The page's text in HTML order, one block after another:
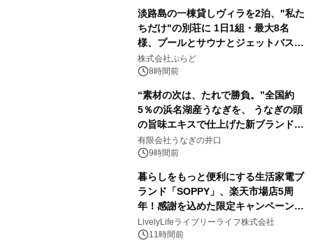
淡路島の一棟貸しヴィラを2泊、"私た
ちだけ"の別荘に 1日1組・最大8名
様、プールとサウナとジェットバス付
きで Villa Mon Temps AWAJIの連泊
素泊りプラン
株式会社ぷらど
8時間前
“素材の次は、たれで勝負。”全国約
5％の浜名湖産うなぎを、 うなぎの頭
の旨味エキスで仕上げた新ブランド
「井口の誉」誕生
有限会社うなぎの井口
9時間前
暮らしをもっと便利にする生活家電ブ
ランド「SOPPY」、楽天市場店5周
年！感謝を込めた限定キャンペーンを
8月10日より開催
LivelyLifeライブリーライフ株式会社
11時間前